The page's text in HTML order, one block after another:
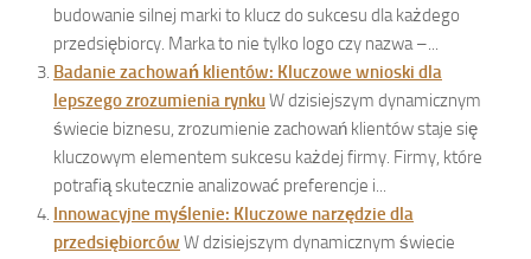
budowanie silnej marki to klucz do sukcesu dla każdego
przedsiębiorcy. Marka to nie tylko logo czy nazwa –...
Badanie zachowań klientów: Kluczowe wnioski dla
lepszego zrozumienia rynkuW dzisiejszym dynamicznym
świecie biznesu, zrozumienie zachowań klientów staje się
kluczowym elementem sukcesu każdej firmy. Firmy, które
potrafią skutecznie analizować preferencje i...
Innowacyjne myślenie: Kluczowe narzędzie dla
przedsiębiorców W dzisiejszym dynamicznym świecie